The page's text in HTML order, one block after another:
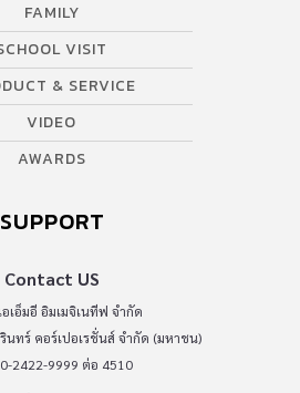
ลังมองหานมที่มีสารอาหารหลากหลาย
ดเงินในกระเป๋าของคุณพ่อคุณแม่ได้ อีก
ทั้งพ่อแม่ลูกเลยทีเดียว หาซื้อได้แล้ววันนี้ที่
เก็ต ร้านค้า Online ทั่วไป หาข้อมูลนมผง
FAMILY
VISIT
& SERVICE
VIDEO
AWARDS
SUPPORT
Contact US
เอ็มอี อิมเมจิเนทีฟ จำกัด
นทร์ คอร์เปอเรชั่นส์ จำกัด (มหาชน)
2422-9999 ต่อ 4510